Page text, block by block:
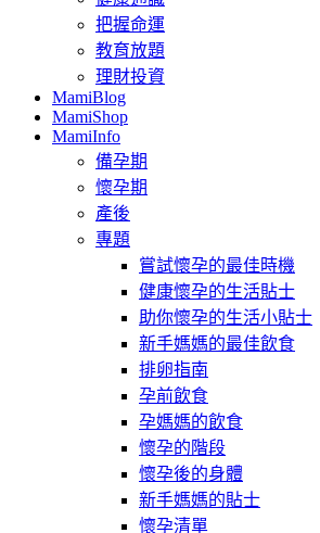
把握命運
教育放題
理財投資
MamiBlog
MamiShop
MamiInfo
備孕期
懷孕期
產後
專題
嘗試懷孕的最佳時機
健康懷孕的生活貼士
助你懷孕的生活小貼士
新手媽媽的最佳飲食
排卵指南
孕前飲食
孕媽媽的飲食
懷孕的階段
懷孕後的身體
新手媽媽的貼士
懷孕清單